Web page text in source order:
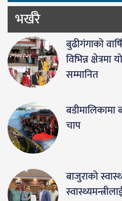
भर्खरै
बुढीगंगाको
विभिन्न क्षेत्रमा
सम्मानित
बडीमालिकामा
चाप
बाजुराको